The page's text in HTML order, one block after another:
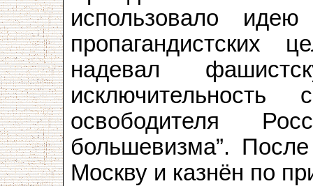
использовало
пропагандистских
надевал
освободителя
большевизма”.
Москву и казнён по